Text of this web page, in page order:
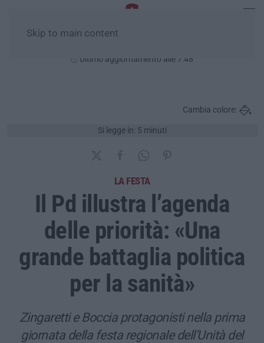
Skip to main content
Ultimo aggiornamento alle 7:48
Si legge in: 5 minuti
Cambia colore:
LA FESTA
Il Pd illustra l’agenda
delle priorità: «Una
grande battaglia politica
per la sanità»
Zingaretti e Boccia protagonisti nella prima
giornata della festa regionale dell’Unità del